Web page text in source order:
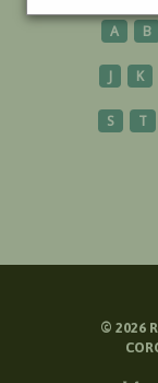
A B
J K
S T
© 2026